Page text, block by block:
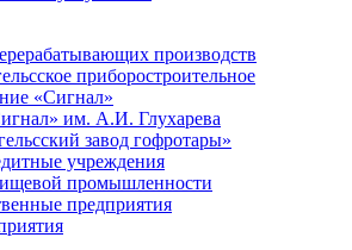
производств
приборостроительное
«Сигнал»
им. А.И. Глухарева
завод гофротары»
учреждения
промышленности
предприятия